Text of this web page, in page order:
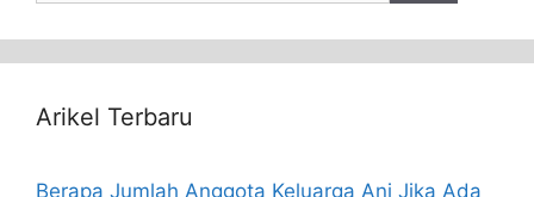
for:
Arikel Terbaru
Berapa Jumlah Anggota Keluarga Ani Jika Ada